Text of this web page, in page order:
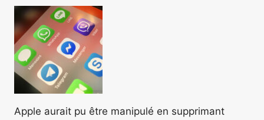
Apple aurait pu être manipulé en supprimant